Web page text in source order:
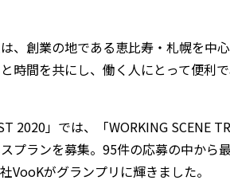
、創業の地である恵比寿・札幌を中
時間を共にし、働く人にとって便利
2020」では、「WORKING SCENE
プランを募集。95件の応募の中から
VooKがグランプリに輝きました。